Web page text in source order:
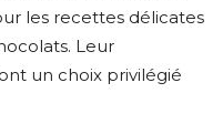
les recettes délicates
Leur
un choix privilégié